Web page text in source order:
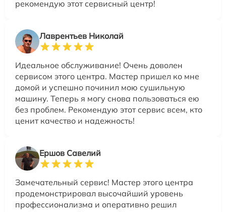
рекомендую этот сервисный центр!
Лаврентьев Николай
Идеальное обслуживание! Очень доволен
сервисом этого центра. Мастер пришел ко мне
домой и успешно починил мою сушильную
машину. Теперь я могу снова пользоваться ею
без проблем. Рекомендую этот сервис всем, кто
ценит качество и надежность!
Ершов Савелий
Замечательный сервис! Мастер этого центра
продемонстрировал высочайший уровень
профессионализма и оперативно решил